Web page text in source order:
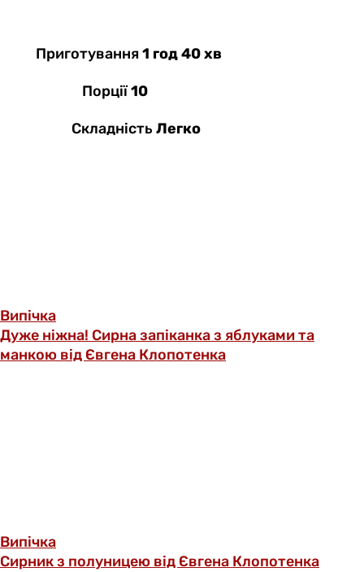
Приготування1 год 40 хв
Порції10
Складність Легко
Випічка
Дуже ніжна! Сирна запіканка з яблуками та
манкою від Євгена Клопотенка
Випічка
Сирник з полуницею від Євгена Клопотенка